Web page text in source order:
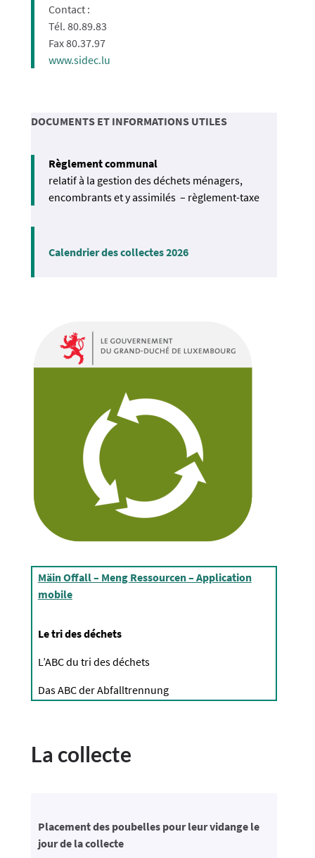
Contact :
Tél. 80.89.83
Fax 80.37.97
www.sidec.lu
DOCUMENTS ET INFORMATIONS UTILES
Règlement communal
relatif à la gestion des déchets ménagers,
encombrants et y assimilés – règlement-taxe
Calendrier des collectes 2026
Mäin Offall – Meng Ressourcen – Application
mobile
Le tri des déchets
L’ABC du tri des déchets
Das ABC der Abfalltrennung
La collecte
Placement des poubelles pour leur vidange le
jour de la collecte